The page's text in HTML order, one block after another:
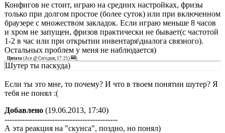
Конфигов не стоит, играю на средних настройках, фризы
только при долгом простое (более суток) или при включенном
браузере с множеством закладок. Если играю меньше 8 часов
и хром не запущен, фризов практически не бывает(с частотой
1-2 в час или при открытии инвентаря\диалога связного).
Остальных проблем у меня не наблюдается)
Цитата (Ace @ Сегодня, 17:21) )
Шутер ты паскуда)
Если ты это мне, то почему? И что в твоем понятии шутер? Я
тебя не понял :(
Добавлено (19.06.2013, 17:40)
---------------------------------------------
А эта реакция на "скунса", поздно, но понял)